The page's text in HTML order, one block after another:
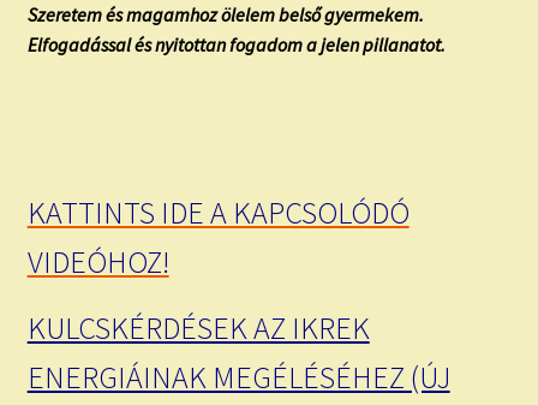
Szeretem és magamhoz ölelem belső gyermekem.
Elfogadással és nyitottan fogadom a jelen pillanatot.
KATTINTS IDE A KAPCSOLÓDÓ
VIDEÓHOZ!
KULCSKÉRDÉSEK AZ IKREK
ENERGIÁINAK MEGÉLÉSÉHEZ (ÚJ